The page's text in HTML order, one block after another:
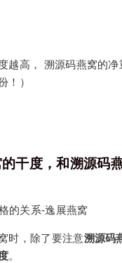
越高， 溯源码燕窝的
！）
干度，和溯源码
时，除了要注意溯源码
。